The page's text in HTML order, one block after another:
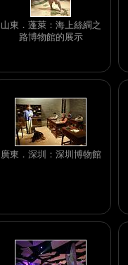
山東．蓬萊：海上絲綢之
路博物館的展示
廣東．深圳：深圳博物館